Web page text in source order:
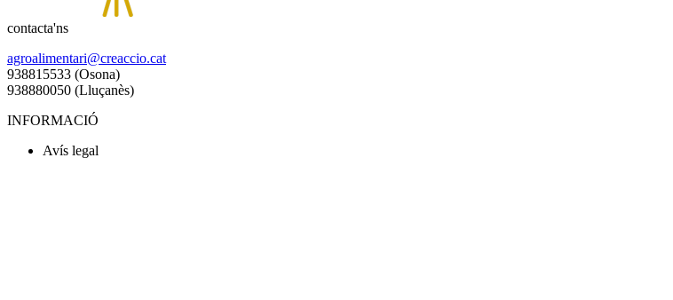
contacta'ns
agroalimentari@creaccio.cat
938815533 (Osona)
938880050 (Lluçanès)
INFORMACIÓ
Avís legal